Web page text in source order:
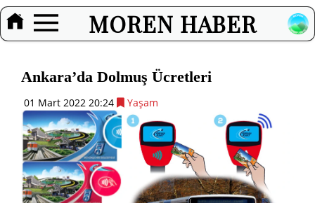
MOREN HABER
Ankara’da Dolmuş Ücretleri
01 Mart 2022 20:24 Yaşam